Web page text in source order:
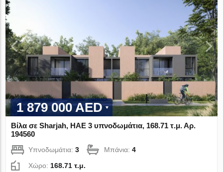
1 879 000 AED
Βίλα σε Sharjah, ΗΑΕ 3 υπνοδωμάτια, 168.71 τ.μ. Αρ.
194560
Υπνοδωμάτια:3 Μπάνια:4
Χώρο:168.71 τ.μ.